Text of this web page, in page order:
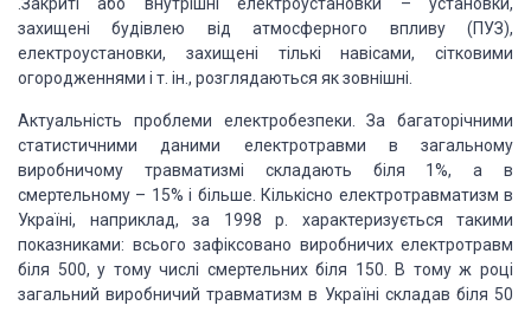
захищені будівлею від атмосферного впливу (ПУЗ),
електроустановки, захищені тількі навісами, сітковими
огородженнями і т. ін., розглядаються як зовнішні.
Актуальність проблеми електробезпеки. За багаторічними
статистичними даними електротравми в загальному
виробничому травматизмі складають біля 1%, а в
смертельному – 15% і більше. Кількісно електротравматизм в
Україні, наприклад, за 1998 р. характеризується такими
показниками: всього зафіксовано виробничих електротравм
біля 500, у тому числі смертельних біля 150. В тому ж році
загальний виробничий травматизм в Україні складав біля 50